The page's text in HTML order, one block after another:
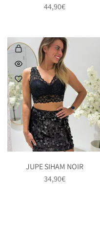
44,90€
JUPE SIHAM NOIR
34,90€